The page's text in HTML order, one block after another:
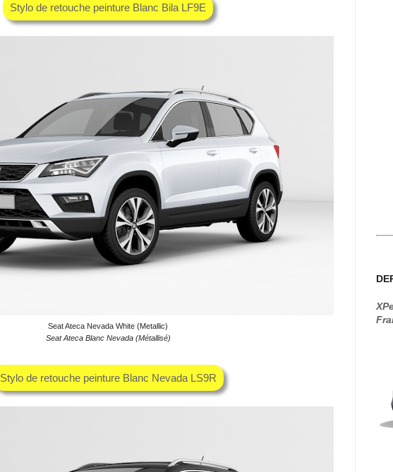
Stylo de retouche peinture Blanc Bila LF9E
Seat Ateca Nevada White (Metallic)
Seat Ateca Blanc Nevada (Métallisé)
Stylo de retouche peinture Blanc Nevada LS9R